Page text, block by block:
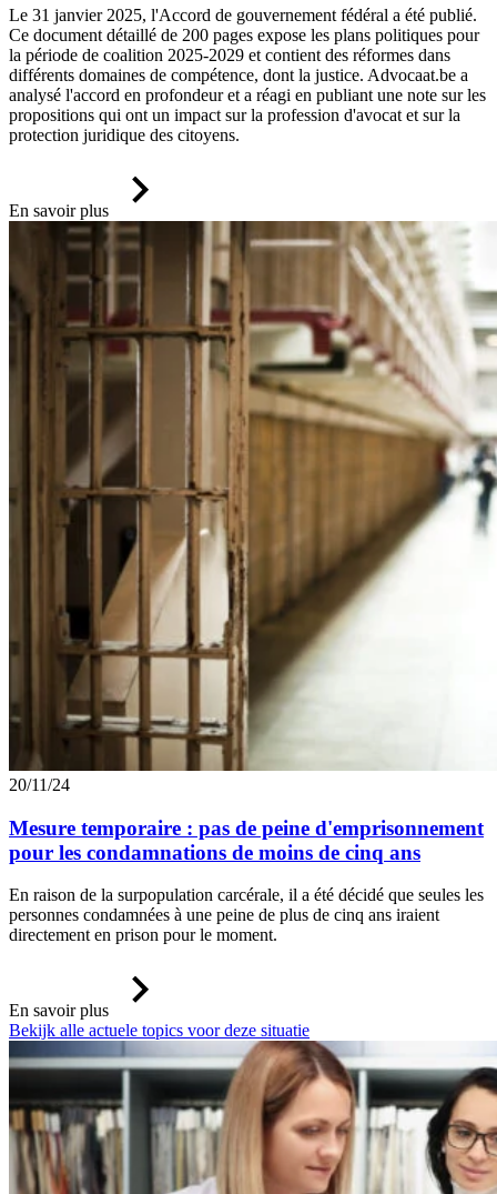
Le 31 janvier 2025, l'Accord de gouvernement fédéral a été publié.
Ce document détaillé de 200 pages expose les plans politiques pour
la période de coalition 2025-2029 et contient des réformes dans
différents domaines de compétence, dont la justice. Advocaat.be a
analysé l'accord en profondeur et a réagi en publiant une note sur les
propositions qui ont un impact sur la profession d'avocat et sur la
protection juridique des citoyens.
En savoir plus
20/11/24
Mesure temporaire : pas de peine d'emprisonnement
pour les condamnations de moins de cinq ans
En raison de la surpopulation carcérale, il a été décidé que seules les
personnes condamnées à une peine de plus de cinq ans iraient
directement en prison pour le moment.
En savoir plus
Bekijk alle actuele topics voor deze situatie